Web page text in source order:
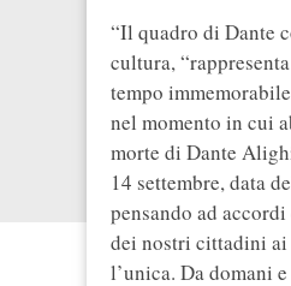
“Il quadro di Dante
cultura,
tempo
nel momento in cui
morte di Dante
14 settembre, data
pensando ad
dei nostri cittadini ai
l’unica. Da domani